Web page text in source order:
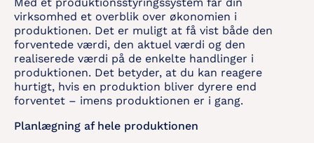
virksomhed et overblik over økonomien i
produktionen. Det er muligt at få vist både den
forventede værdi, den aktuel værdi og den
realiserede værdi på de enkelte handlinger i
produktionen. Det betyder, at du kan reagere
hurtigt, hvis en produktion bliver dyrere end
forventet – imens produktionen er i gang.
Planlægning af hele produktionen